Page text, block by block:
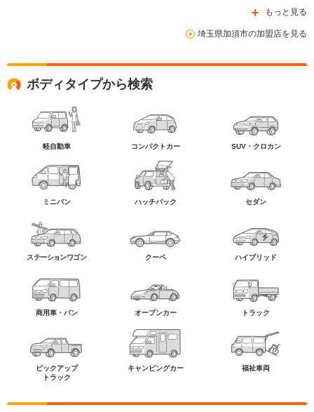
もっと見る
埼玉県加須市の加盟店を見る
ボディタイプから検索
軽自動車 コンパクトカー SUV・クロカン
ミニバン ハッチバック セダン
ステーションワゴン クーペ ハイブリッド
商用車・バン オープンカー トラック
ピックアップ
トラック
キャンピングカー 福祉車両